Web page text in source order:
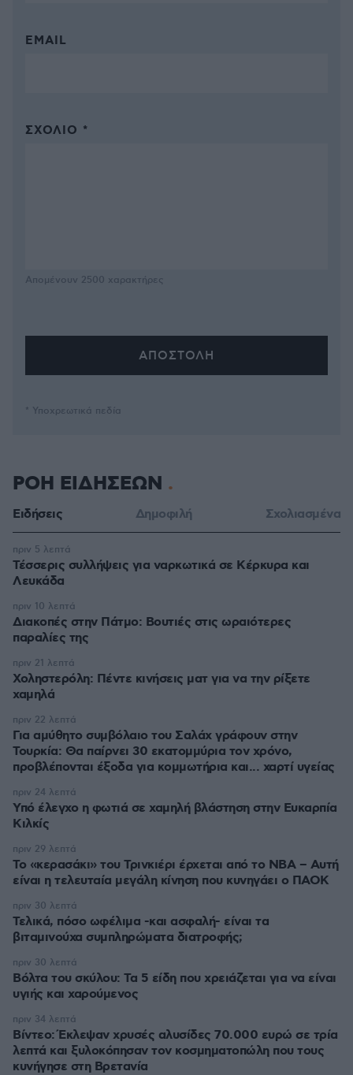
EMAIL
ΣΧΌΛΙΟ *
Απομένουν 2500 χαρακτήρες
* Υποχρεωτικά πεδία
ΡΟΗ ΕΙΔΗΣΕΩΝ
Ειδήσεις Δημοφιλή Σχολιασμένα
Τέσσερις συλλήψεις για ναρκωτικά σε Κέρκυρα και
Λευκάδα
πριν 5 λεπτά
Διακοπές στην Πάτμο: Βουτιές στις ωραιότερες
παραλίες της
πριν 10 λεπτά
Χοληστερόλη: Πέντε κινήσεις ματ για να την ρίξετε
χαμηλά
πριν 21 λεπτά
Για αμύθητο συμβόλαιο του Σαλάχ γράφουν στην
Τουρκία: Θα παίρνει 30 εκατομμύρια τον χρόνο,
προβλέπονται έξοδα για κομμωτήρια και... χαρτί υγείας
πριν 22 λεπτά
Υπό έλεγχο η φωτιά σε χαμηλή βλάστηση στην Ευκαρπία
Κιλκίς
πριν 24 λεπτά
Το «κερασάκι» του Τρινκιέρι έρχεται από το NBA – Αυτή
είναι η τελευταία μεγάλη κίνηση που κυνηγάει ο ΠΑΟΚ
πριν 29 λεπτά
Τελικά, πόσο ωφέλιμα -και ασφαλή- είναι τα
βιταμινούχα συμπληρώματα διατροφής;
πριν 30 λεπτά
Βόλτα του σκύλου: Τα 5 είδη που χρειάζεται για να είναι
υγιής και χαρούμενος
πριν 30 λεπτά
Βίντεο: Έκλεψαν χρυσές αλυσίδες 70.000 ευρώ σε τρία
λεπτά και ξυλοκόπησαν τον κοσμηματοπώλη που τους
κυνήγησε στη Βρετανία
πριν 34 λεπτά